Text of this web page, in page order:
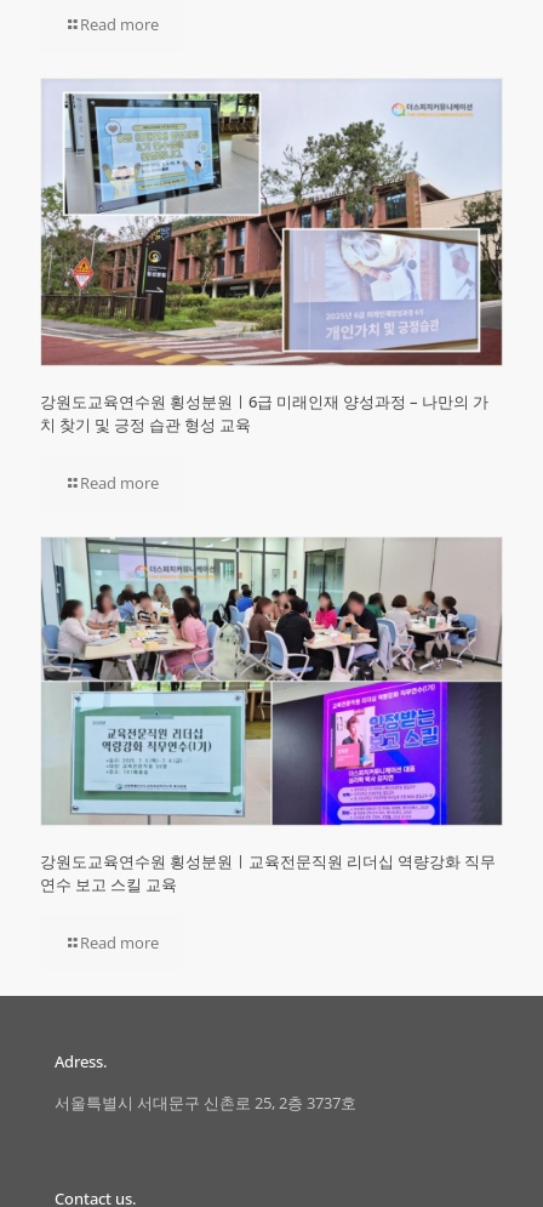
Read more
강원도교육연수원 횡성분원ㅣ6급 미래인재 양성과정 – 나만의 가
치 찾기 및 긍정 습관 형성 교육
Read more
강원도교육연수원 횡성분원ㅣ교육전문직원 리더십 역량강화 직무
연수 보고 스킬 교육
Read more
Adress.
서울특별시 서대문구 신촌로 25, 2층 3737호
Contact us.